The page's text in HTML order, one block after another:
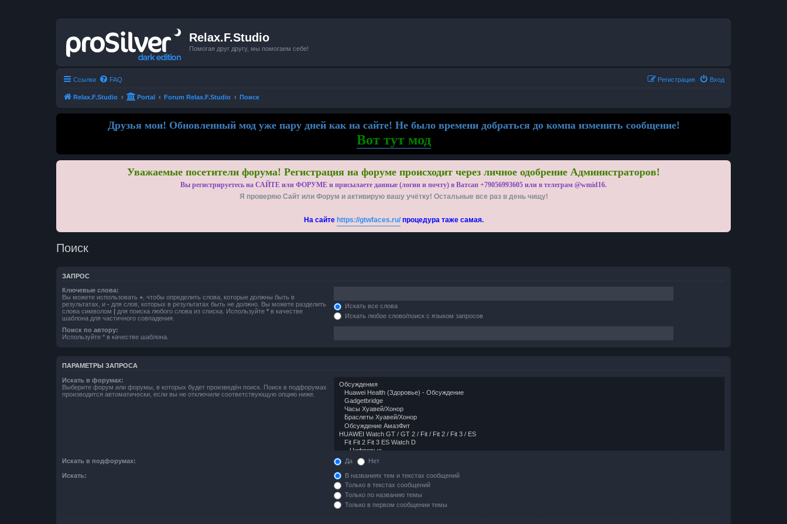
Relax.F.Studio
Помогая друг другу, мы помогаем себе!
Ссылки FAQ Вход
Регистрация
Relax.F.Studio Portal Forum Relax.F.Studio Поиск
Друзья мои! Обновленный мод уже пару дней как на сайте! Не было времени добраться до компа изменить сообщение!
Вот тут мод
Уважаемые посетители форума! Регистрация на форуме происходит через личное одобрение Администраторов!
Вы регистрируетесь на САЙТЕ или ФОРУМЕ и присылаете данные (логин и почту) в Ватсап +79056993605 или в телеграм @wmid16.
Я проверяю Сайт или Форум и активирую вашу учётку! Остальные все раз в день чищу!
На сайте https://gtwfaces.ru/процедура таже самая.
Поиск
ЗАПРОС
Ключевые слова:
Вы можете использовать + , чтобы определить слова, которые должны быть в
результатах, и - для слов, которых в результатах быть не должно. Вы можете разделить
слова символом | для поиска любого слова из списка. Используйте * в качестве
шаблона для частичного совпадения.
Искать все слова
Искать любое слово/поиск с языком запросов
Поиск по автору:
Используйте * в качестве шаблона.
ПАРАМЕТРЫ ЗАПРОСА
Искать в форумах:
Выберите форум или форумы, в которых будет произведён поиск. Поиск в подфорумах
производится автоматически, если вы не отключили соответствующую опцию ниже.
Искать в подфорумах: Да Нет
Искать:
В названиях тем и текстах сообщений
Только в текстах сообщений
Только по названию темы
Только в первом сообщении темы